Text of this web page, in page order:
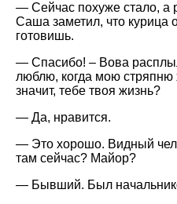
— Сейчас похуже стало,
Саша заметил, что курица
готовишь.
— Спасибо! – Вова
люблю, когда мою стряпню
значит, тебе твоя жизнь?
— Да, нравится.
— Это хорошо. Видный
там сейчас? Майор?
— Бывший. Был